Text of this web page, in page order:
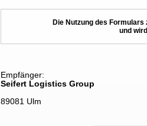
Die Nutzung des
und
Empfänger:
Seifert Logistics Group
89081 Ulm